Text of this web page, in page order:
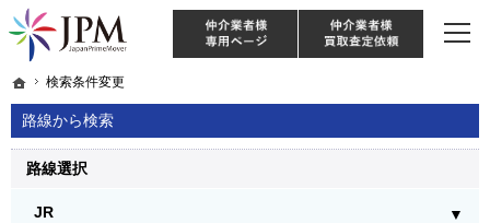
ホーム
検索条件変更
路線から検索
東京・神奈川・埼玉・千葉のリノベーション住宅や中古マンションを手がける会
【物件買取強化中！】リノベーション住宅・不動産・中古マンションならJPM
路線選択
JR
ホーム
検索条件変更